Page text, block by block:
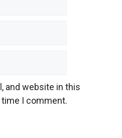
and website in this
I comment.